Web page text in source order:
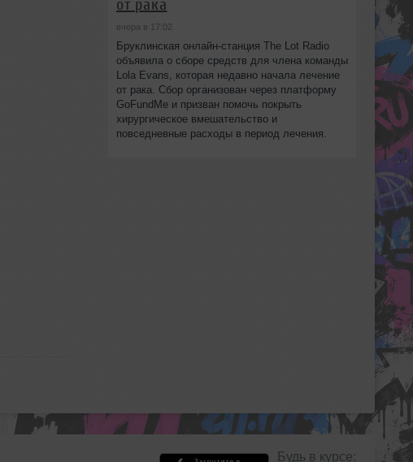
от рака
вчера в 17:02
Бруклинская онлайн-станция The Lot Radio
объявила о сборе средств для члена команды
Lola Evans, которая недавно начала лечение
от рака. Сбор организован через платформу
GoFundMe и призван помочь покрыть
хирургическое вмешательство и
повседневные расходы в период лечения.
Будь в курсе: